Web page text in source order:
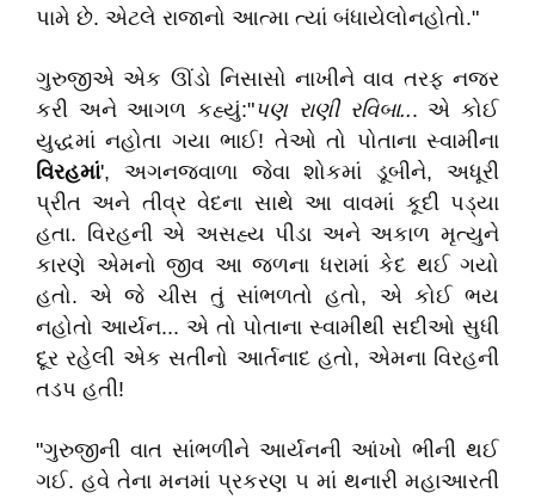
પામે છે. એટલે રાજાનો આત્મા ત્યાં બંધાયેલોનહોતો."
ગુરુજીએ એક ઊંડો નિસાસો નાખીને વાવ તરફ નજર
કરી અને આગળ કહ્યું:"પણ રાણી રવિબા... એ કોઈ
યુદ્ધમાં નહોતા ગયા ભાઈ! તેઓ તો પોતાના સ્વામીના
વિરહમાં', અગનજ્વાળા જેવા શોકમાં ડૂબીને, અધૂરી
પ્રીત અને તીવ્ર વેદના સાથે આ વાવમાં કૂદી પડ્યા
હતા. વિરહની એ અસહ્ય પીડા અને અકાળ મૃત્યુને
કારણે એમનો જીવ આ જળના ધરામાં કેદ થઈ ગયો
હતો. એ જે ચીસ તું સાંભળતો હતો, એ કોઈ ભય
નહોતો આર્યન... એ તો પોતાના સ્વામીથી સદીઓ સુધી
દૂર રહેલી એક સતીનો આર્તનાદ હતો, એમના વિરહની
તડપ હતી!
"ગુરુજીની વાત સાંભળીને આર્યનની આંખો ભીની થઈ
ગઈ. હવે તેના મનમાં પ્રકરણ ૫ માં થનારી મહાઆરતી